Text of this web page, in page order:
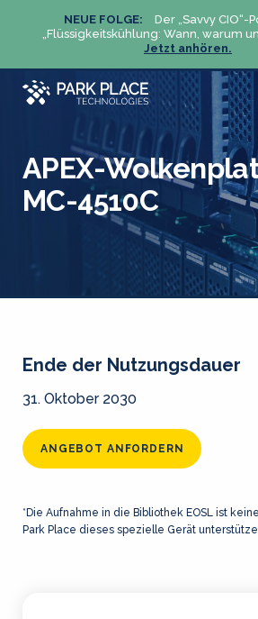
NEUE FOLGE:
Der „Savvy CIO“-
„Flüssigkeitskühlung: Wann, warum
Jetzt anhören.
APEX-
MC-4510C
Ende der Nutzungsdauer
31. Oktober 2030
ANGEBOT ANFORDERN
*Die Aufnahme in die Bibliothek EOSL ist
Park Place dieses spezielle Gerät